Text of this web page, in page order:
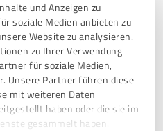
und Anzeigen zu
soziale Medien anbieten zu
Website zu analysieren.
zu Ihrer Verwendung
für soziale Medien,
Unsere Partner führen diese
mit weiteren Daten
haben oder die sie im
gesammelt haben.
Empfehlung